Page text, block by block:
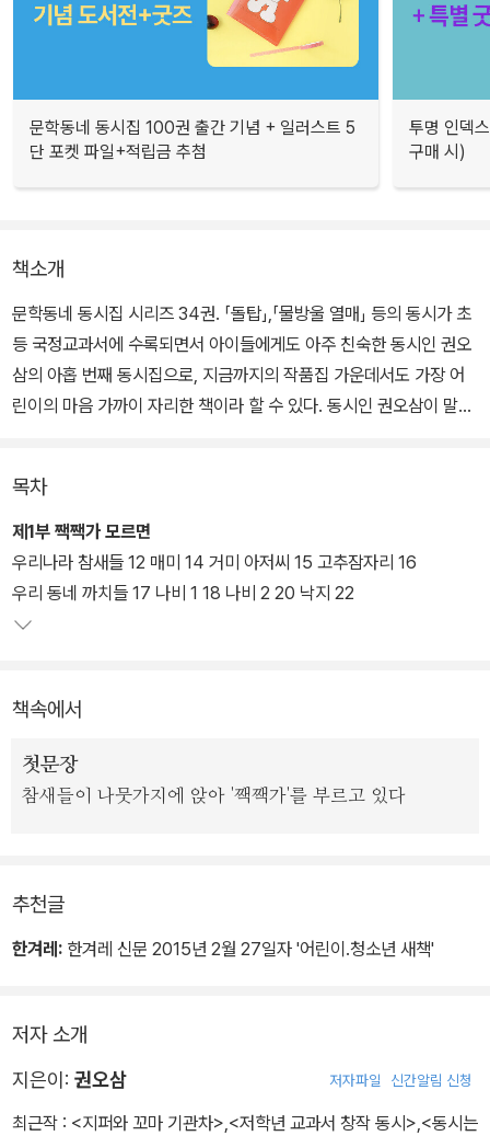
문학동네 동시집 100권 출간 기념 + 일러스트 5
단 포켓 파일+적립금 추첨
투명 인덱
구매 시)
책소개
문학동네 동시집 시리즈 34권. 「돌탑」,「물방울 열매」 등의 동시가 초
등 국정교과서에 수록되면서 아이들에게도 아주 친숙한 동시인 권오
삼의 아홉 번째 동시집으로, 지금까지의 작품집 가운데서도 가장 어
린이의 마음 가까이 자리한 책이라 할 수 있다. 동시인 권오삼이 말하
라면을 맛있게 먹는 대단한 비결 같은 것은 없다. 라면은 원래 맛있기
때문이다. 꼭 필요한 양념은 ‘후루룩후루룩’ 군침 넘어가는 ‘소리’와
면발처럼 늘어진 글자들이 상징하는 ‘재미’다. 첫 행의 글자에 젓가락
을 척 걸어 넣고 싶은 마음을 누를 수 없다. 권오삼 동시집 <라면 맛있
련된 패턴들을 적절히 배치하며 그의 장기를 유감없이 펼쳤다. 그림
속 등장인물들을 유심히 보면 모두가 골똘히 자기의 감정에 골몰하는
게 단짝이다.
목차
제1부 짹짹가 모르면
우리나라 참새들 12 매미 14 거미 아저씨 15 고추잠자리 16
우리 동네 까치들 17 나비 1 18 나비 2 20 낙지 22
책속에서
첫문장
참새들이 나뭇가지에 앉아 '짹짹가'를 부르고 있다
추천글
한겨레: 한겨레 신문 2015년 2월 27일자 '어린이.청소년 새책'
저자 소개
지은이: 권오삼 저자파일 신간알림 신청
최근작 : <지퍼와 꼬마 기관차>,<저학년 교과서 창작 동시>,<동시는